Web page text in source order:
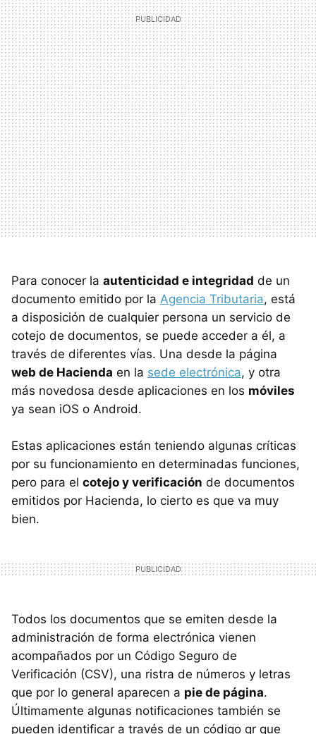
Para conocer la autenticidad e integridad de un
documento emitido por la Agencia Tributaria, está
a disposición de cualquier persona un servicio de
cotejo de documentos, se puede acceder a él, a
través de diferentes vías. Una desde la página
web de Hacienda en la sede electrónica, y otra
más novedosa desde aplicaciones en los móviles
ya sean iOS o Android.
Estas aplicaciones están teniendo algunas críticas
por su funcionamiento en determinadas funciones,
pero para el cotejo y verificación de documentos
emitidos por Hacienda, lo cierto es que va muy
bien.
Todos los documentos que se emiten desde la
administración de forma electrónica vienen
acompañados por un Código Seguro de
Verificación (CSV), una ristra de números y letras
que por lo general aparecen a pie de página.
Últimamente algunas notificaciones también se
pueden identificar a través de un código qr que